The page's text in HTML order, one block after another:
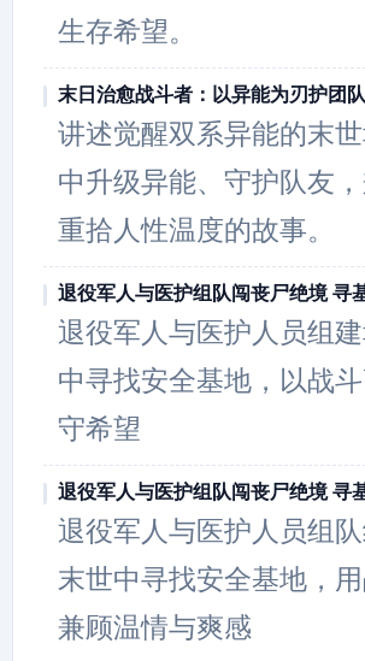
生存希望。
末日治愈战斗者：以异能为刃护团
讲述觉醒双系异能的末
中升级异能、守护队友
重拾人性温度的故事。
退役军人与医护组队闯丧尸绝境 寻
退役军人与医护人员组
中寻找安全基地，以战
守希望
退役军人与医护组队闯丧尸绝境 寻
退役军人与医护人员组
末世中寻找安全基地，
兼顾温情与爽感